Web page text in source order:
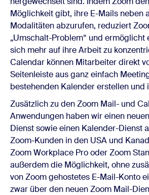
Möglichkeit gibt, ihre E-Mails neben
Modalitäten abzurufen, reduziert
„Umschalt-Problem“ und ermöglicht
sich mehr auf ihre Arbeit zu
Calendar können Mitarbeiter direkt
Seitenleiste aus ganz einfach
bestehenden Kalender erstellen und
Zusätzlich zu den Zoom Mail- und
Anwendungen haben wir einen
Dienst sowie einen Kalender-Dienst
Zoom-Kunden in den USA und
Zoom Workplace Pro oder Zoom
außerdem die Möglichkeit, ohne
von Zoom gehostetes E-Mail-Konto
zwar über den neuen Zoom Mail-